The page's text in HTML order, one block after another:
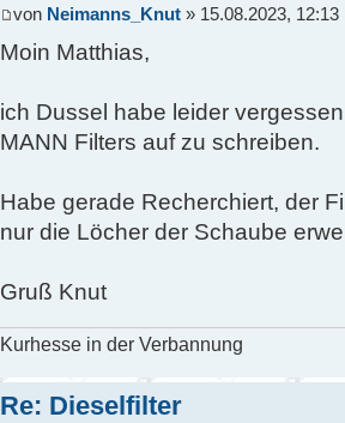
von Neimanns_Knut » 15.08.2023, 12:13
Moin Matthias,
ich Dussel habe leider
MANN Filters auf zu schreiben.
Habe gerade Recherchiert, der
nur die Löcher der Schaube
Gruß Knut
Kurhesse in der Verbannung
Re: Dieselfilter